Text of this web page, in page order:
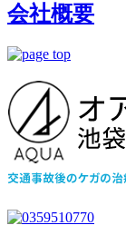
会社概要